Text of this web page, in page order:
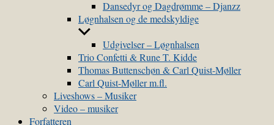
Dansedyr og Dagdrømme – Djanzz
Løgnhalsen og de medskyldige
Show
menu
Udgivelser – Løgnhalsen
Trio Confetti & Rune T. Kidde
Thomas Buttenschøn & Carl Quist-Møller
Carl Quist-Møller m.fl.
Liveshows – Musiker
Video – musiker
Forfatteren